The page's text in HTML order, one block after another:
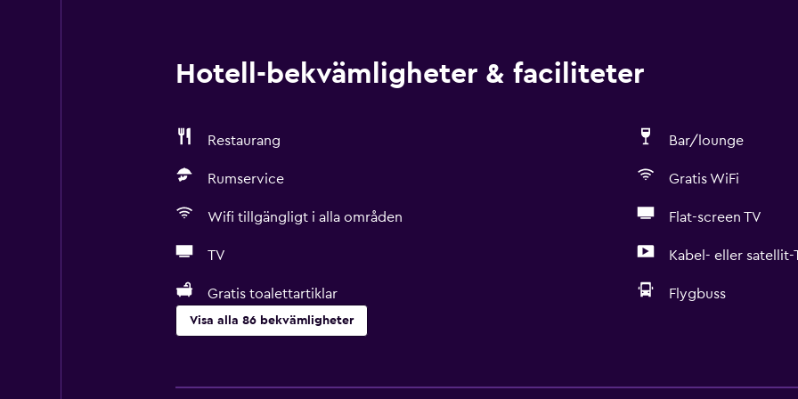
Hotell-bekvämligheter & faciliteter
Restaurang Bar/lounge
Rumservice Gratis WiFi
Wifi tillgängligt i alla områden Flat-screen TV
TV Kabel- eller satellit-
Gratis toalettartiklar Flygbuss
Visa alla 86 bekvämligheter
Hela enheten är rullstolsanpassad
Gratis WiFi